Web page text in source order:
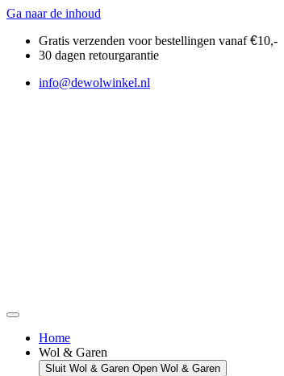
Ga naar de inhoud
Gratis verzenden voor bestellingen vanaf€10,-
30 dagen retourgarantie
info@dewolwinkel.nl
Home
Wol & Garen
Sluit Wol & Garen Open Wol & Garen